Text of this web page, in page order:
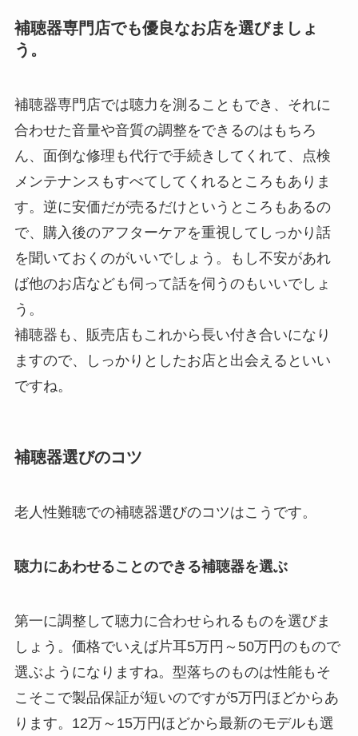
補聴器専門店でも優良なお店を選びましょ
う。
補聴器専門店では聴力を測ることもでき、それに
合わせた音量や音質の調整をできるのはもちろ
ん、面倒な修理も代行で手続きしてくれて、点検
メンテナンスもすべてしてくれるところもありま
す。逆に安価だが売るだけというところもあるの
で、購入後のアフターケアを重視してしっかり話
を聞いておくのがいいでしょう。もし不安があれ
ば他のお店なども伺って話を伺うのもいいでしょ
う。
補聴器も、販売店もこれから長い付き合いになり
ますので、しっかりとしたお店と出会えるといい
ですね。
補聴器選びのコツ
老人性難聴での補聴器選びのコツはこうです。
聴力にあわせることのできる補聴器を選ぶ
第一に調整して聴力に合わせられるものを選びま
しょう。価格でいえば片耳5万円～50万円のもので
選ぶようになりますね。型落ちのものは性能もそ
こそこで製品保証が短いのですが5万円ほどからあ
ります。12万～15万円ほどから最新のモデルも選